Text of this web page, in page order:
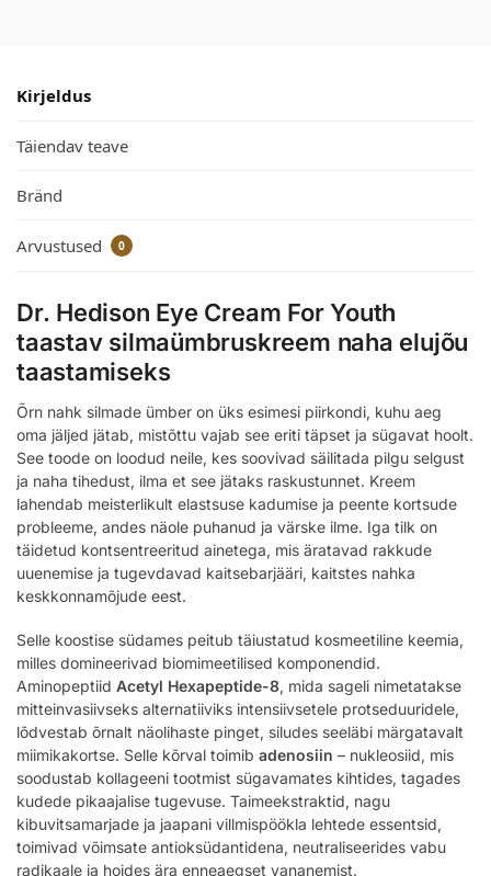
Kirjeldus
Täiendav teave
Bränd
Arvustused 0
Dr. Hedison Eye Cream For Youth
taastav silmaümbruskreem naha elujõu
taastamiseks
Õrn nahk silmade ümber on üks esimesi piirkondi, kuhu aeg
oma jäljed jätab, mistõttu vajab see eriti täpset ja sügavat hoolt.
See toode on loodud neile, kes soovivad säilitada pilgu selgust
ja naha tihedust, ilma et see jätaks raskustunnet. Kreem
lahendab meisterlikult elastsuse kadumise ja peente kortsude
probleeme, andes näole puhanud ja värske ilme. Iga tilk on
täidetud kontsentreeritud ainetega, mis äratavad rakkude
uuenemise ja tugevdavad kaitsebarjääri, kaitstes nahka
keskkonnamõjude eest.
Selle koostise südames peitub täiustatud kosmeetiline keemia,
milles domineerivad biomimeetilised komponendid.
Aminopeptiid Acetyl Hexapeptide-8, mida sageli nimetatakse
mitteinvasiivseks alternatiiviks intensiivsetele protseduuridele,
lõdvestab õrnalt näolihaste pinget, siludes seeläbi märgatavalt
miimikakortse. Selle kõrval toimib adenosiin – nukleosiid, mis
soodustab kollageeni tootmist sügavamates kihtides, tagades
kudede pikaajalise tugevuse. Taimeekstraktid, nagu
kibuvitsamarjade ja jaapani villmispöökla lehtede essentsid,
toimivad võimsate antioksüdantidena, neutraliseerides vabu
radikaale ja hoides ära enneaegset vananemist.